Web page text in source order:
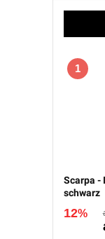
1
Scarpa -
schwarz
12%